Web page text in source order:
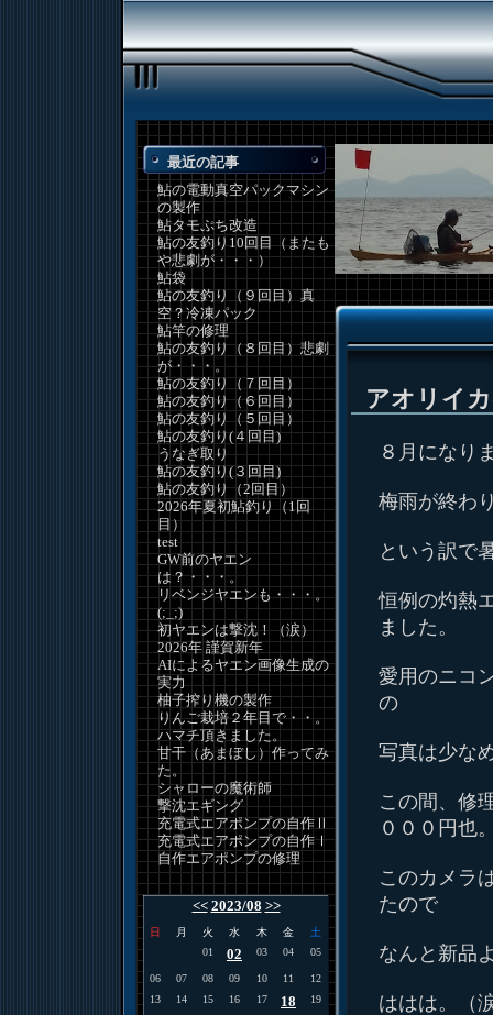
最近の記事
鮎の電動真空パックマシン
の製作
鮎タモぷち改造
鮎の友釣り10回目（またも
や悲劇が・・・）
鮎袋
鮎の友釣り（９回目）真
空？冷凍パック
鮎竿の修理
鮎の友釣り（８回目）悲劇
が・・・。
鮎の友釣り（７回目）
鮎の友釣り（６回目）
鮎の友釣り（５回目）
鮎の友釣り(４回目)
うなぎ取り
鮎の友釣り(３回目)
鮎の友釣り（2回目）
2026年夏初鮎釣り（1回
目）
test
GW前のヤエン
は？・・・。
リベンジヤエンも・・・。
(;_;)
初ヤエンは撃沈！（涙）
2026年 謹賀新年
AIによるヤエン画像生成の
実力
柚子搾り機の製作
りんご栽培２年目で・・。
ハマチ頂きました。
甘干（あまぼし）作ってみ
た。
シャローの魔術師
撃沈エギング
充電式エアポンプの自作Ⅱ
充電式エアポンプの自作Ⅰ
自作エアポンプの修理
<< 2023/08 >>
日 月 火 水 木 金
土
01
02 03 04 05
06 07 08 09 10 11
12
13
14 15 16 17 18 19
アオリイ
８月になり
梅雨が終わ
という訳で
恒例の灼熱
ました。
愛用のニコ
の
写真は少な
この間、修
０００円也
このカメラ
たので
なんと新品
ははは。（